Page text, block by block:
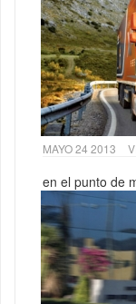
MAYO 24 2013
en el punto de